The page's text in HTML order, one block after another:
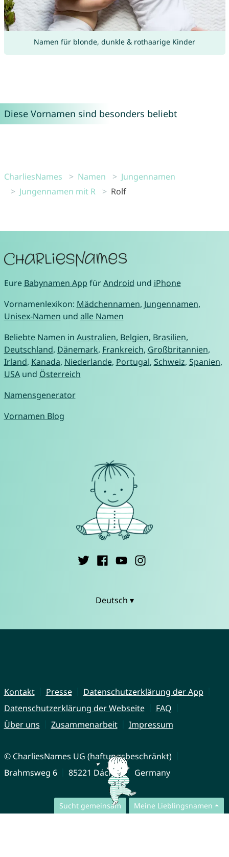
Namen für blonde, dunkle & rothaarige Kinder
Diese Vornamen sind besonders beliebt
CharliesNames Namen
Jungennamen
Jungennamen mit R
Rolf
Sucht gemeinsam Meine Lieblingsnamen
Eure Babynamen App fürAndroid und iPhone
Vornamenlexikon: Mädchennamen, Jungennamen,
Unisex-Namen und alle Namen
Beliebte Namen in Australien, Belgien, Brasilien,
Deutschland, Dänemark, Frankreich, Großbritannien,
Irland, Kanada, Niederlande, Portugal, Schweiz, Spanien,
USAund Österreich
Namensgenerator
Vornamen Blog
Deutsch ▾
Kontakt Presse
Datenschutzerklärung der App
Datenschutzerklärung der Webseite
FAQ
Über uns
Zusammenarbeit Impressum
© CharliesNames UG (haftungsbeschränkt)
Brahmsweg 6
85221 Dachau Germany